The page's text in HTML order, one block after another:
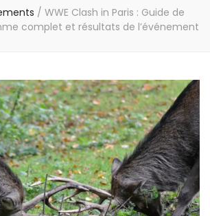
/ WWE Clash in Paris : Guide de
complet et résultats de l’événement